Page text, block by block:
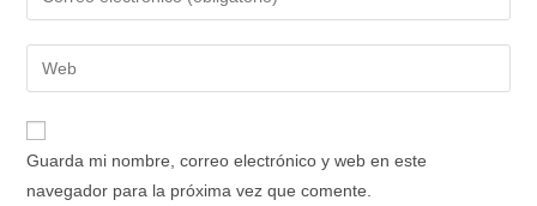
de
usuario
para
comentar
tu
dirección
de
electrónico
para
comentar
Introduce
la
URL
Guarda mi nombre, correo electrónico y web en este
navegador para la próxima vez que comente.